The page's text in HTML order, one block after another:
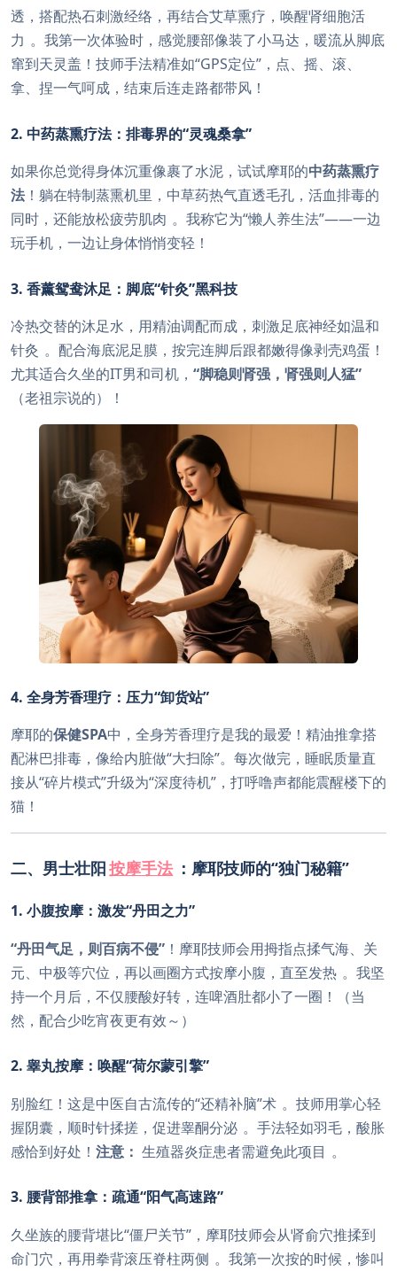
透，搭配热石刺激经络，再结合艾草熏疗，唤醒肾细胞活
力 。我第一次体验时，感觉腰部像装了小马达，暖流从脚底
窜到天灵盖！技师手法精准如“GPS定位”，点、摇、滚、
拿、捏一气呵成，结束后连走路都带风！
2. 中药蒸熏疗法：排毒界的“灵魂桑拿”
如果你总觉得身体沉重像裹了水泥，试试摩耶的中药蒸熏疗
法 ！躺在特制蒸熏机里，中草药热气直透毛孔，活血排毒的
同时，还能放松疲劳肌肉 。我称它为“懒人养生法”——一边
玩手机，一边让身体悄悄变轻！
3. 香薰鸳鸯沐足：脚底“针灸”黑科技
冷热交替的沐足水，用精油调配而成，刺激足底神经如温和
针灸 。配合海底泥足膜，按完连脚后跟都嫩得像剥壳鸡蛋！
尤其适合久坐的IT男和司机， “脚稳则肾强，肾强则人猛”
（老祖宗说的）！
4. 全身芳香理疗：压力“卸货站”
摩耶的保健SPA中，全身芳香理疗是我的最爱！精油推拿搭
配淋巴排毒，像给内脏做“大扫除”。每次做完，睡眠质量直
接从“碎片模式”升级为“深度待机”，打呼噜声都能震醒楼下的
猫！
二、男士壮阳按摩手法 ：摩耶技师的“独门秘籍”
1. 小腹按摩：激发“丹田之力”
“丹田气足，则百病不侵” ！摩耶技师会用拇指点揉气海、关
元、中极等穴位，再以画圈方式按摩小腹，直至发热 。我坚
持一个月后，不仅腰酸好转，连啤酒肚都小了一圈！（当
然，配合少吃宵夜更有效～）
2. 睾丸按摩：唤醒“荷尔蒙引擎”
别脸红！这是中医自古流传的“还精补脑”术 。技师用掌心轻
握阴囊，顺时针揉搓，促进睾酮分泌 。手法轻如羽毛，酸胀
感恰到好处！ 注意： 生殖器炎症患者需避免此项目 。
3. 腰背部推拿：疏通“阳气高速路”
久坐族的腰背堪比“僵尸关节”，摩耶技师会从肾俞穴推揉到
命门穴，再用拳背滚压脊柱两侧 。我第一次按的时候，惨叫